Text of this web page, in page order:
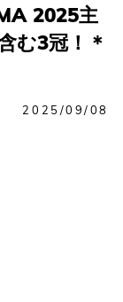
2025主
む3冠！＊
2025/09/08